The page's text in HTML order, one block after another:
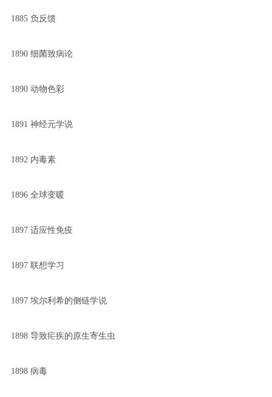
1885 负反馈
1890 细菌致病论
1890 动物色彩
1891 神经元学说
1892 内毒素
1896 全球变暖
1897 适应性免疫
1897 联想学习
1897 埃尔利希的侧链学说
1898 导致疟疾的原生寄生虫
1898 病毒